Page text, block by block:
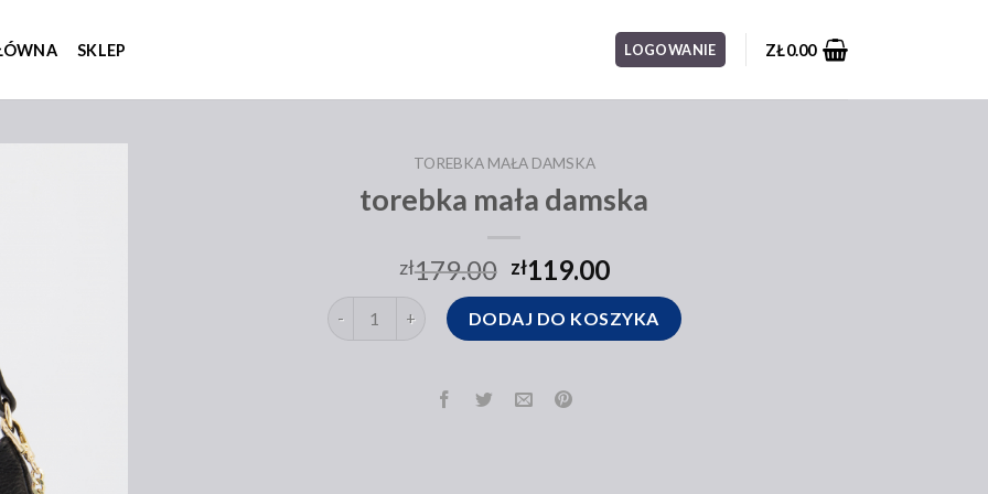
SKLEP LOGOWANIE ZŁ0.00
TOREBKA MAŁA DAMSKA
torebka mała damska
zł179.00 zł119.00
ilość torebka mała damskaDODAJ DO KOSZYKA